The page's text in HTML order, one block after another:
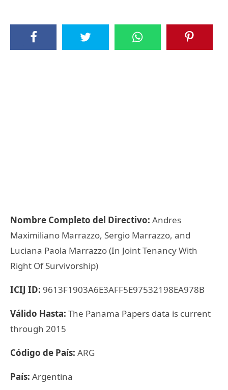
Nombre Completo del Directivo: Andres
Maximiliano Marrazzo, Sergio Marrazzo, and
Luciana Paola Marrazzo (In Joint Tenancy With
Right Of Survivorship)
ICIJ ID: 9613F1903A6E3AFF5E97532198EA978B
Válido Hasta: The Panama Papers data is current
through 2015
Código de País: ARG
País: Argentina